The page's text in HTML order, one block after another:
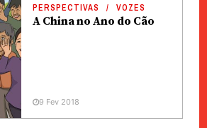
PERSPECTIVAS VOZES
A China no Ano do Cão
9 Fev 2018